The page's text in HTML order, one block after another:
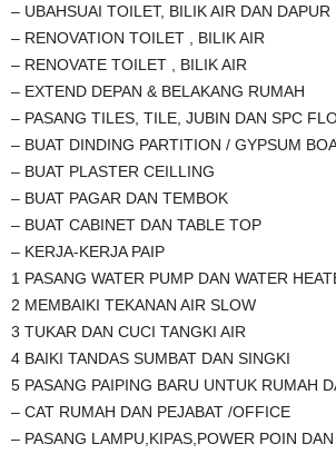
– UBAHSUAI TOILET, BILIK AIR DAN DAPUR
– RENOVATION TOILET , BILIK AIR
– RENOVATE TOILET , BILIK AIR
– EXTEND DEPAN & BELAKANG RUMAH
– PASANG TILES, TILE, JUBIN DAN SPC
– BUAT DINDING PARTITION / GYPSUM
– BUAT PLASTER CEILLING
– BUAT PAGAR DAN TEMBOK
– BUAT CABINET DAN TABLE TOP
– KERJA-KERJA PAIP
1 PASANG WATER PUMP DAN WATER
2 MEMBAIKI TEKANAN AIR SLOW
3 TUKAR DAN CUCI TANGKI AIR
4 BAIKI TANDAS SUMBAT DAN SINGKI
5 PASANG PAIPING BARU UNTUK RUMAH
– CAT RUMAH DAN PEJABAT /OFFICE
– PASANG LAMPU,KIPAS,POWER POIN